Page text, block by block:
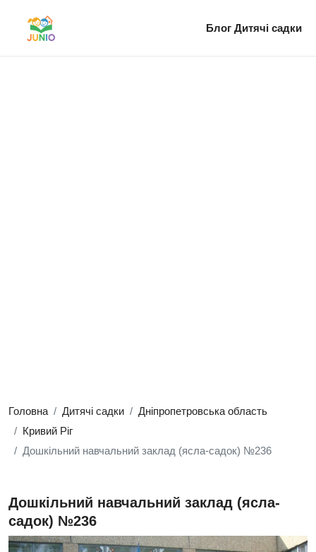
Блог Дитячі садки
Головна Дитячі садки
Дніпропетровська область
Кривий Ріг
Дошкільний навчальний заклад (ясла-садок) №236
Дошкільний навчальний заклад (ясла-
садок) №236